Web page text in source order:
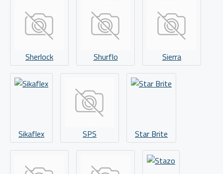
Sherlock Shurflo Sierra
Sikaflex SPS Star Brite